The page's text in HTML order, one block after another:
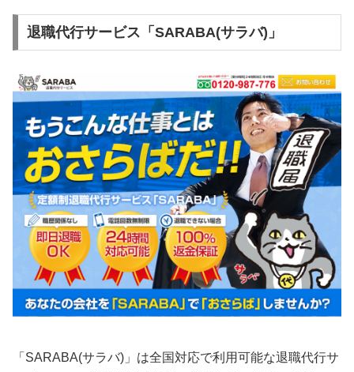
退職代行サービス「SARABA(サラバ)」
「SARABA(サラバ)」は全国対応で利用可能な退職代行サ